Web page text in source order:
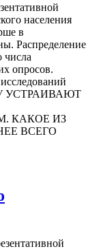
населения
в
Распределение
числа
опросов.
УСТРАИВАЮТ
КАКОЕ ИЗ
ВСЕГО